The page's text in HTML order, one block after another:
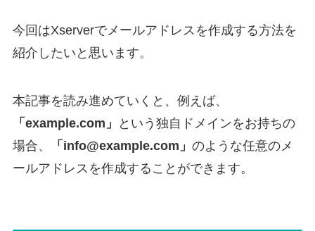
今回はXserverでメールアドレスを作成する方法を
紹介したいと思います。
本記事を読み進めていくと、例えば、
「example.com」
という独自ドメインをお持ちの
場合、
「info@example.com」 のような任意のメ
ールアドレスを作成することができます。